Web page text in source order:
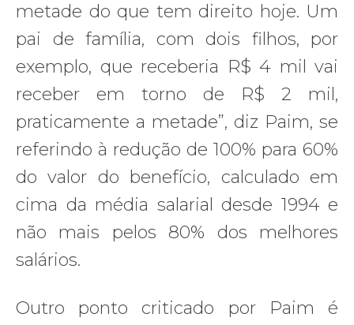
metade do que tem direito hoje. Um
pai de família, com dois filhos, por
exemplo, que receberia R$ 4 mil vai
receber em torno de R$ 2 mil,
praticamente a metade”, diz Paim, se
referindo à redução de 100% para 60%
do valor do benefício, calculado em
cima da média salarial desde 1994 e
não mais pelos 80% dos melhores
salários.
Outro ponto criticado por Paim é